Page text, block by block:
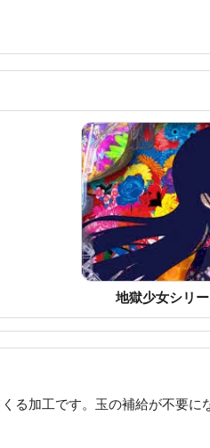
地獄少女シリー
る加工です。玉の補給が不要に